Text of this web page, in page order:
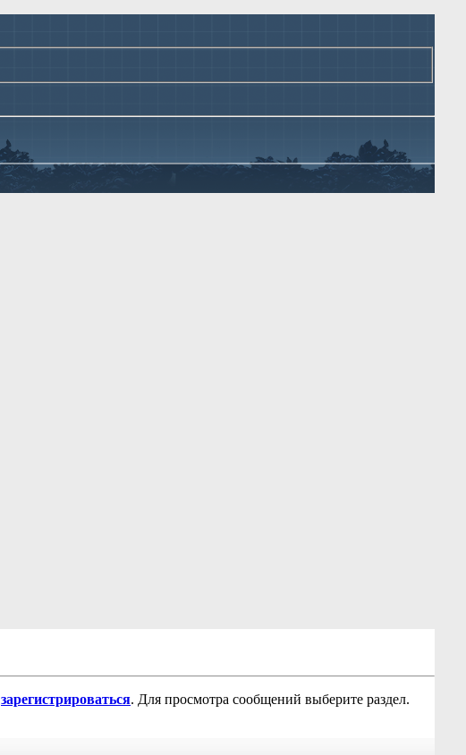
зарегистрироваться. Для просмотра сообщений выберите раздел.